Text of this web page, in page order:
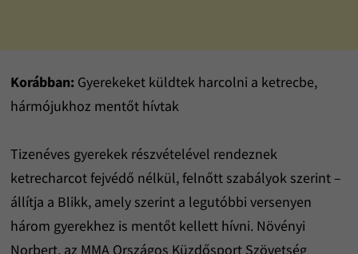
Korábban: Gyerekeket küldtek harcolni a ketrecbe,
hármójukhoz mentőt hívtak
Tizenéves gyerekek részvételével rendeznek
ketrecharcot fejvédő nélkül, felnőtt szabályok szerint –
állítja a Blikk, amely szerint a legutóbbi versenyen
három gyerekhez is mentőt kellett hívni. Növényi
Norbert, az MMA Országos Küzdősport Szövetség